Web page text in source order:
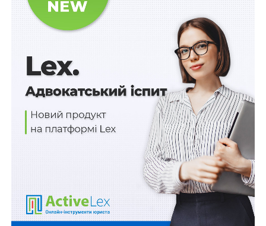
Ліцензію на управління небезпечними
відходами не отримають підконтрольні рф
ПОВ'ЯЗАНІ ТЕМИ:
ВІЙСЬКОВА СЛУЖБА
ВРУ ООС
НАСТУПНА
Припинено координацію залізничного
транспорту з рф
Визначено строки розкриття інформації
емітентами цінних паперів